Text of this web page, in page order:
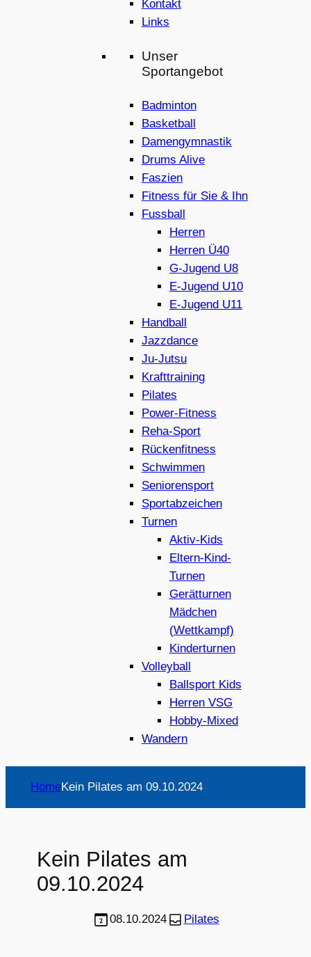
Kontakt
Links
Unser
Sportangebot
Badminton
Basketball
Damengymnastik
Drums Alive
Faszien
Fitness für Sie & Ihn
Fussball
Herren
Herren Ü40
G-Jugend U8
E-Jugend U10
E-Jugend U11
Handball
Jazzdance
Ju-Jutsu
Krafttraining
Pilates
Power-Fitness
Reha-Sport
Rückenfitness
Schwimmen
Seniorensport
Sportabzeichen
Turnen
Aktiv-Kids
Eltern-Kind-
Turnen
Gerätturnen
Mädchen
(Wettkampf)
Kinderturnen
Volleyball
Ballsport Kids
Herren VSG
Hobby-Mixed
Wandern
HomeKein Pilates am 09.10.2024
Kein Pilates am
09.10.2024
08.10.2024 Pilates